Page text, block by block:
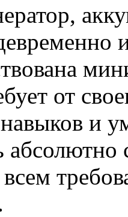
от
и